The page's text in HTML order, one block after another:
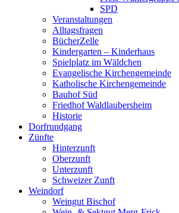
SPD
Veranstaltungen
Alltagsfragen
BücherZelle
Kindergarten – Kinderhaus
Spielplatz im Wäldchen
Evangelische Kirchengemeinde
Katholische Kirchengemeinde
Bauhof Süd
Friedhof Waldlaubersheim
Historie
Dorfrundgang
Zünfte
Hinterzunft
Oberzunft
Unterzunft
Schweizer Zunft
Weindorf
Weingut Bischof